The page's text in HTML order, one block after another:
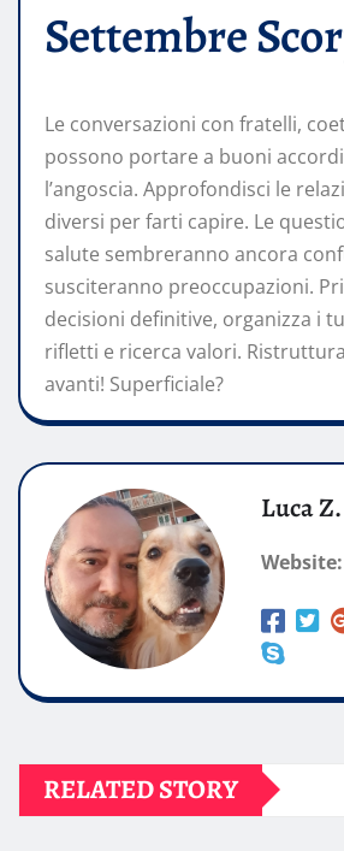
Settembre
Le conversazioni con fratelli,
possono portare a buoni
l’angoscia. Approfondisci le
diversi per farti capire. Le
salute sembreranno ancora
susciteranno preoccupazioni.
decisioni definitive, organizza i
rifletti e ricerca valori.
avanti! Superficiale?
Luca Z.
Website:
RELATED STORY